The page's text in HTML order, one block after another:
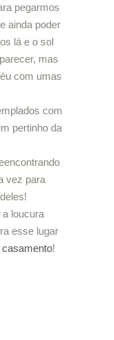
pegarmos
ainda poder
lá e o sol
mas
com umas
com
pertinho da
vez para
deles!
loucura
esse lugar
casamento!